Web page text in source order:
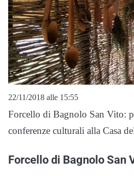
22/11/2018 alle 15:55
Forcello di Bagnolo San Vito:
conferenze culturali alla Casa
Forcello di Bagnolo San